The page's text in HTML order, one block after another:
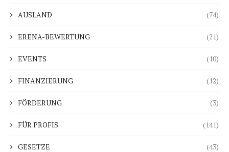
AUSLAND (74)
ERENA-BEWERTUNG (21)
EVENTS (10)
FINANZIERUNG (12)
FÖRDERUNG (3)
FÜR PROFIS (141)
GESETZE (43)